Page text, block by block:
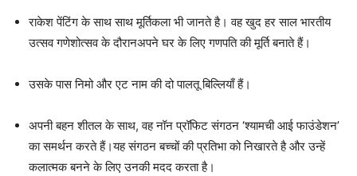
राकेश पेंटिंग के साथ साथ मूर्तिकला भी जानते है। वह खुद हर साल भारतीय
उत्सव गणेशोत्सव के दौरानअपने घर के लिए गणपति की मूर्ति बनाते हैं।
उसके पास निमो और एट नाम की दो पालतू बिल्लियाँ हैं।
अपनी बहन शीतल के साथ, वह नॉन प्रॉफिट संगठन ‘श्यामची आई फाउंडेशन’
का समर्थन करते हैं।यह संगठन बच्चों की प्रतिभा को निखारते है और उन्हें
कलात्मक बनने के लिए उनकी मदद करता है।